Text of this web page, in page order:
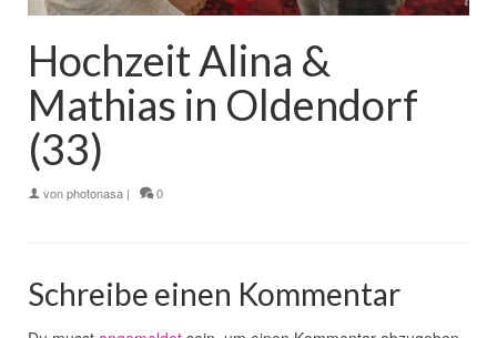
Hochzeit Alina &
Mathias in Oldendorf
(33)
vonphotonasa | 0
Schreibe einen Kommentar